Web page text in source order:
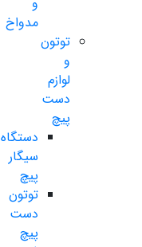
مدواخ
توتون
و
لوازم
دست
پیچ
دستگاه
سیگار
پیچ
توتون
دست
پیچ